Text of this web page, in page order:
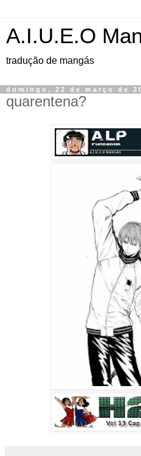
A.I.U.E.O
tradução de mangás
domingo, 22 de março de
quarentena?